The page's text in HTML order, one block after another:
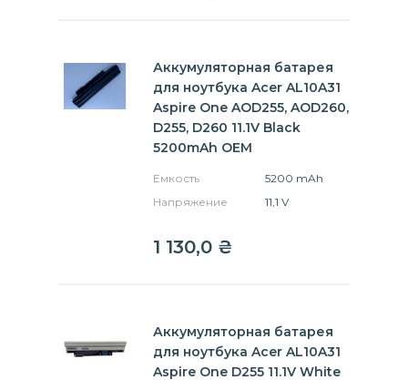
Аккумуляторная батарея
для ноутбука Acer AL10A31
Aspire One AOD255, AOD260,
D255, D260 11.1V Black
5200mAh OEM
Емкость
5200 mAh
Напряжение
11,1 V
1 130,0 ₴
Аккумуляторная батарея
для ноутбука Acer AL10A31
Aspire One D255 11.1V White